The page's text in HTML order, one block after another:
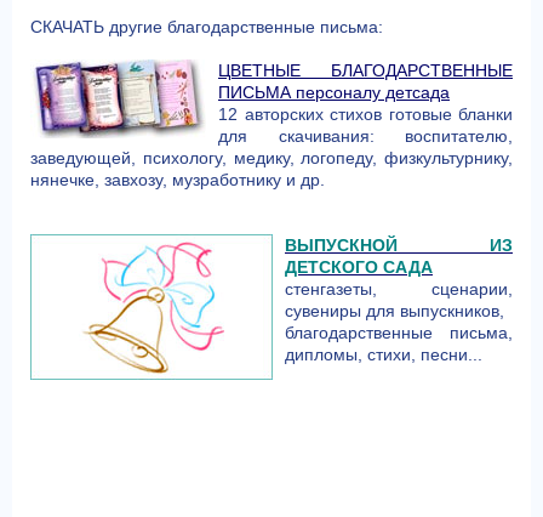
СКАЧАТЬ другие благодарственные письма:
ЦВЕТНЫЕ БЛАГОДАРСТВЕННЫЕ
ПИСЬМА персоналу детсада
12 авторских стихов готовые бланки
для скачивания: воспитателю,
заведующей, психологу, медику, логопеду, физкультурнику,
нянечке, завхозу, музработнику и др.
ВЫПУСКНОЙ ИЗ
ДЕТСКОГО САДА
стенгазеты, сценарии,
сувениры для выпускников,
благодарственные письма,
дипломы, стихи, песни...